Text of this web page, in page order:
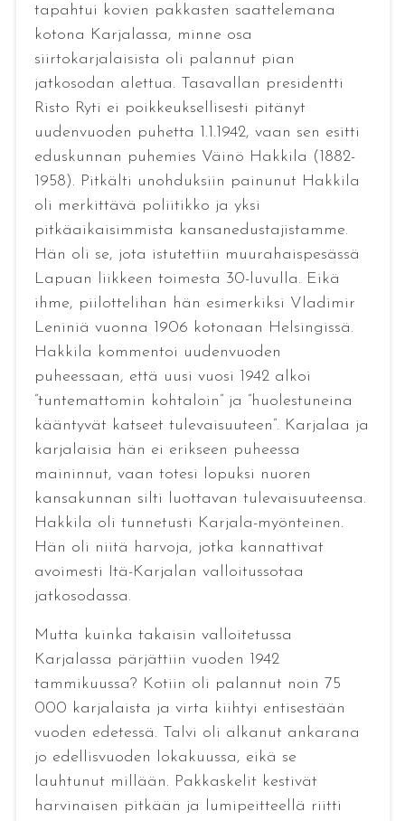
tapahtui kovien pakkasten saattelemana
kotona Karjalassa, minne osa
siirtokarjalaisista oli palannut pian
jatkosodan alettua. Tasavallan presidentti
Risto Ryti ei poikkeuksellisesti pitänyt
uudenvuoden puhetta 1.1.1942, vaan sen esitti
eduskunnan puhemies Väinö Hakkila (1882-
1958). Pitkälti unohduksiin painunut Hakkila
oli merkittävä poliitikko ja yksi
pitkäaikaisimmista kansanedustajistamme.
Hän oli se, jota istutettiin muurahaispesässä
Lapuan liikkeen toimesta 30-luvulla. Eikä
ihme, piilottelihan hän esimerkiksi Vladimir
Leniniä vuonna 1906 kotonaan Helsingissä.
Hakkila kommentoi uudenvuoden
puheessaan, että uusi vuosi 1942 alkoi
”tuntemattomin kohtaloin” ja ”huolestuneina
kääntyvät katseet tulevaisuuteen”. Karjalaa ja
karjalaisia hän ei erikseen puheessa
maininnut, vaan totesi lopuksi nuoren
kansakunnan silti luottavan tulevaisuuteensa.
Hakkila oli tunnetusti Karjala-myönteinen.
Hän oli niitä harvoja, jotka kannattivat
avoimesti Itä-Karjalan valloitussotaa
jatkosodassa.
Mutta kuinka takaisin valloitetussa
Karjalassa pärjättiin vuoden 1942
tammikuussa? Kotiin oli palannut noin 75
000 karjalaista ja virta kiihtyi entisestään
vuoden edetessä. Talvi oli alkanut ankarana
jo edellisvuoden lokakuussa, eikä se
lauhtunut millään. Pakkaskelit kestivät
harvinaisen pitkään ja lumipeitteellä riitti